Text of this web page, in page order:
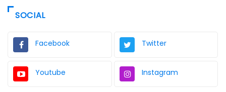
SOCIAL
Facebook Twitter
Youtube Instagram